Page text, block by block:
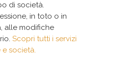
di società.
in toto o in
alle modifiche
Scopri tutti i servizi
società.